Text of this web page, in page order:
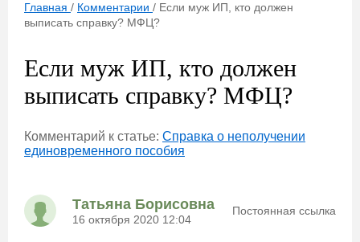
Главная / Комментарии / Если муж ИП, кто должен
выписать справку? МФЦ?
Если муж ИП, кто должен
выписать справку? МФЦ?
Комментарий к статье: Справка о неполучении
единовременного пособия
Татьяна Борисовна
16 октября 2020 12:04
Постоянная ссылка